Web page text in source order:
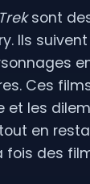
sont
Ils
Ces
et les
en
des